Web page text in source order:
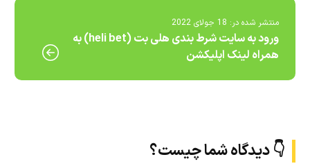
منتشر شده در: 18 جولای 2022
ورود به سایت شرط بندی هلی بت (heli bet) به
همراه لینک اپلیکشن
👇 دیدگاه شما چیست؟